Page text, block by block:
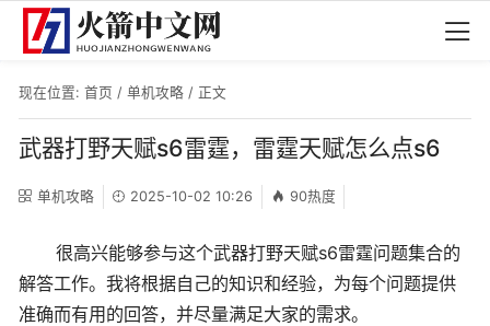
现在位置: 首页 / 单机攻略 / 正文
武器打野天赋s6雷霆，雷霆天赋怎么点s6
单机攻略 2025-10-02 10:26 90热度
很高兴能够参与这个武器打野天赋s6雷霆问题集合的
解答工作。我将根据自己的知识和经验，为每个问题提供
准确而有用的回答，并尽量满足大家的需求。